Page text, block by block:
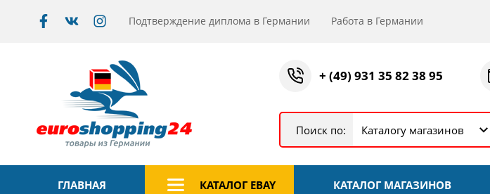
Подтверждение диплома в Германии Работа в Германии
+ (49) 931 35 82 38 95
Поиск по: Каталогу магазинов
ГЛАВНАЯ КАТАЛОГ EBAY КАТАЛОГ МАГАЗИНОВ